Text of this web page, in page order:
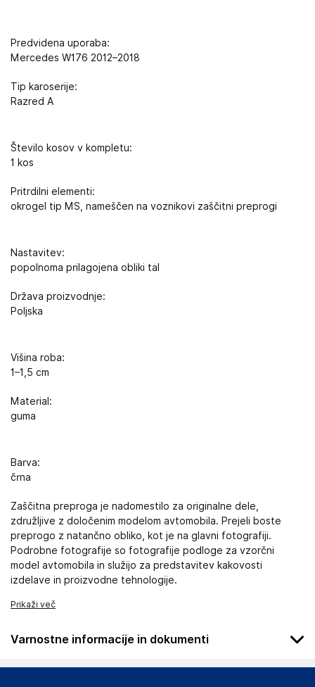
Predvidena uporaba:
Mercedes W176 2012–2018
Tip karoserije:
Razred A
Število kosov v kompletu:
1 kos
Pritrdilni elementi:
okrogel tip MS, nameščen na voznikovi zaščitni preprogi
Nastavitev:
popolnoma prilagojena obliki tal
Država proizvodnje:
Poljska
Višina roba:
1–1,5 cm
Material:
guma
Barva:
črna
Zaščitna preproga je nadomestilo za originalne dele,
združljive z določenim modelom avtomobila. Prejeli boste
preprogo z natančno obliko, kot je na glavni fotografiji.
Podrobne fotografije so fotografije podloge za vzorčni
model avtomobila in služijo za predstavitev kakovosti
izdelave in proizvodne tehnologije.
Prikaži več
Varnostne informacije in dokumenti
Podatki o proizvajalcu